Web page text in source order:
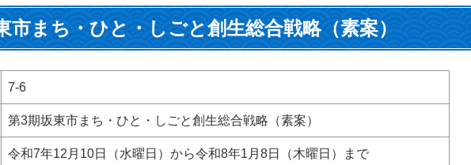
市まち・ひと・しごと創生総合戦略（素案）
7-6
第3期坂東市まち・ひと・しごと創生総合戦略（素案）
令和7年12月10日（水曜日）から令和8年1月8日（木曜日）まで